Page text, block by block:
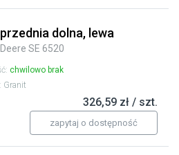
dolna, lewa
SE 6520
chwilowo brak
Granit
326,59 zł / szt.
zapytaj o dostępność